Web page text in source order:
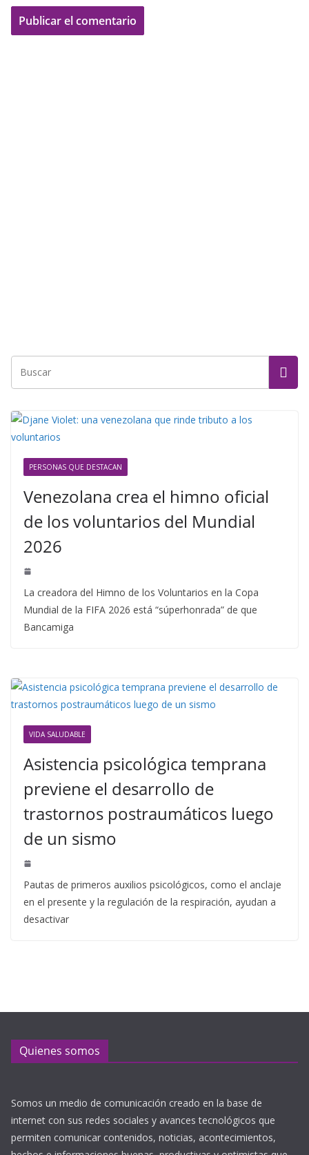
PERSONAS QUE DESTACAN
Venezolana crea el himno oficial
de los voluntarios del Mundial
2026
La creadora del Himno de los Voluntarios en la Copa
Mundial de la FIFA 2026 está “súperhonrada” de que
Bancamiga
VIDA SALUDABLE
Asistencia psicológica temprana
previene el desarrollo de
trastornos postraumáticos luego
de un sismo
Pautas de primeros auxilios psicológicos, como el anclaje
en el presente y la regulación de la respiración, ayudan a
desactivar
Quienes somos
Somos un medio de comunicación creado en la base de
internet con sus redes sociales y avances tecnológicos que
permiten comunicar contenidos, noticias, acontecimientos,